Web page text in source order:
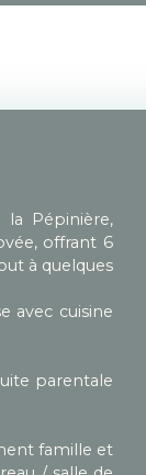
la Pépinière,
offrant 6
à quelques
avec cuisine
parentale
famille et